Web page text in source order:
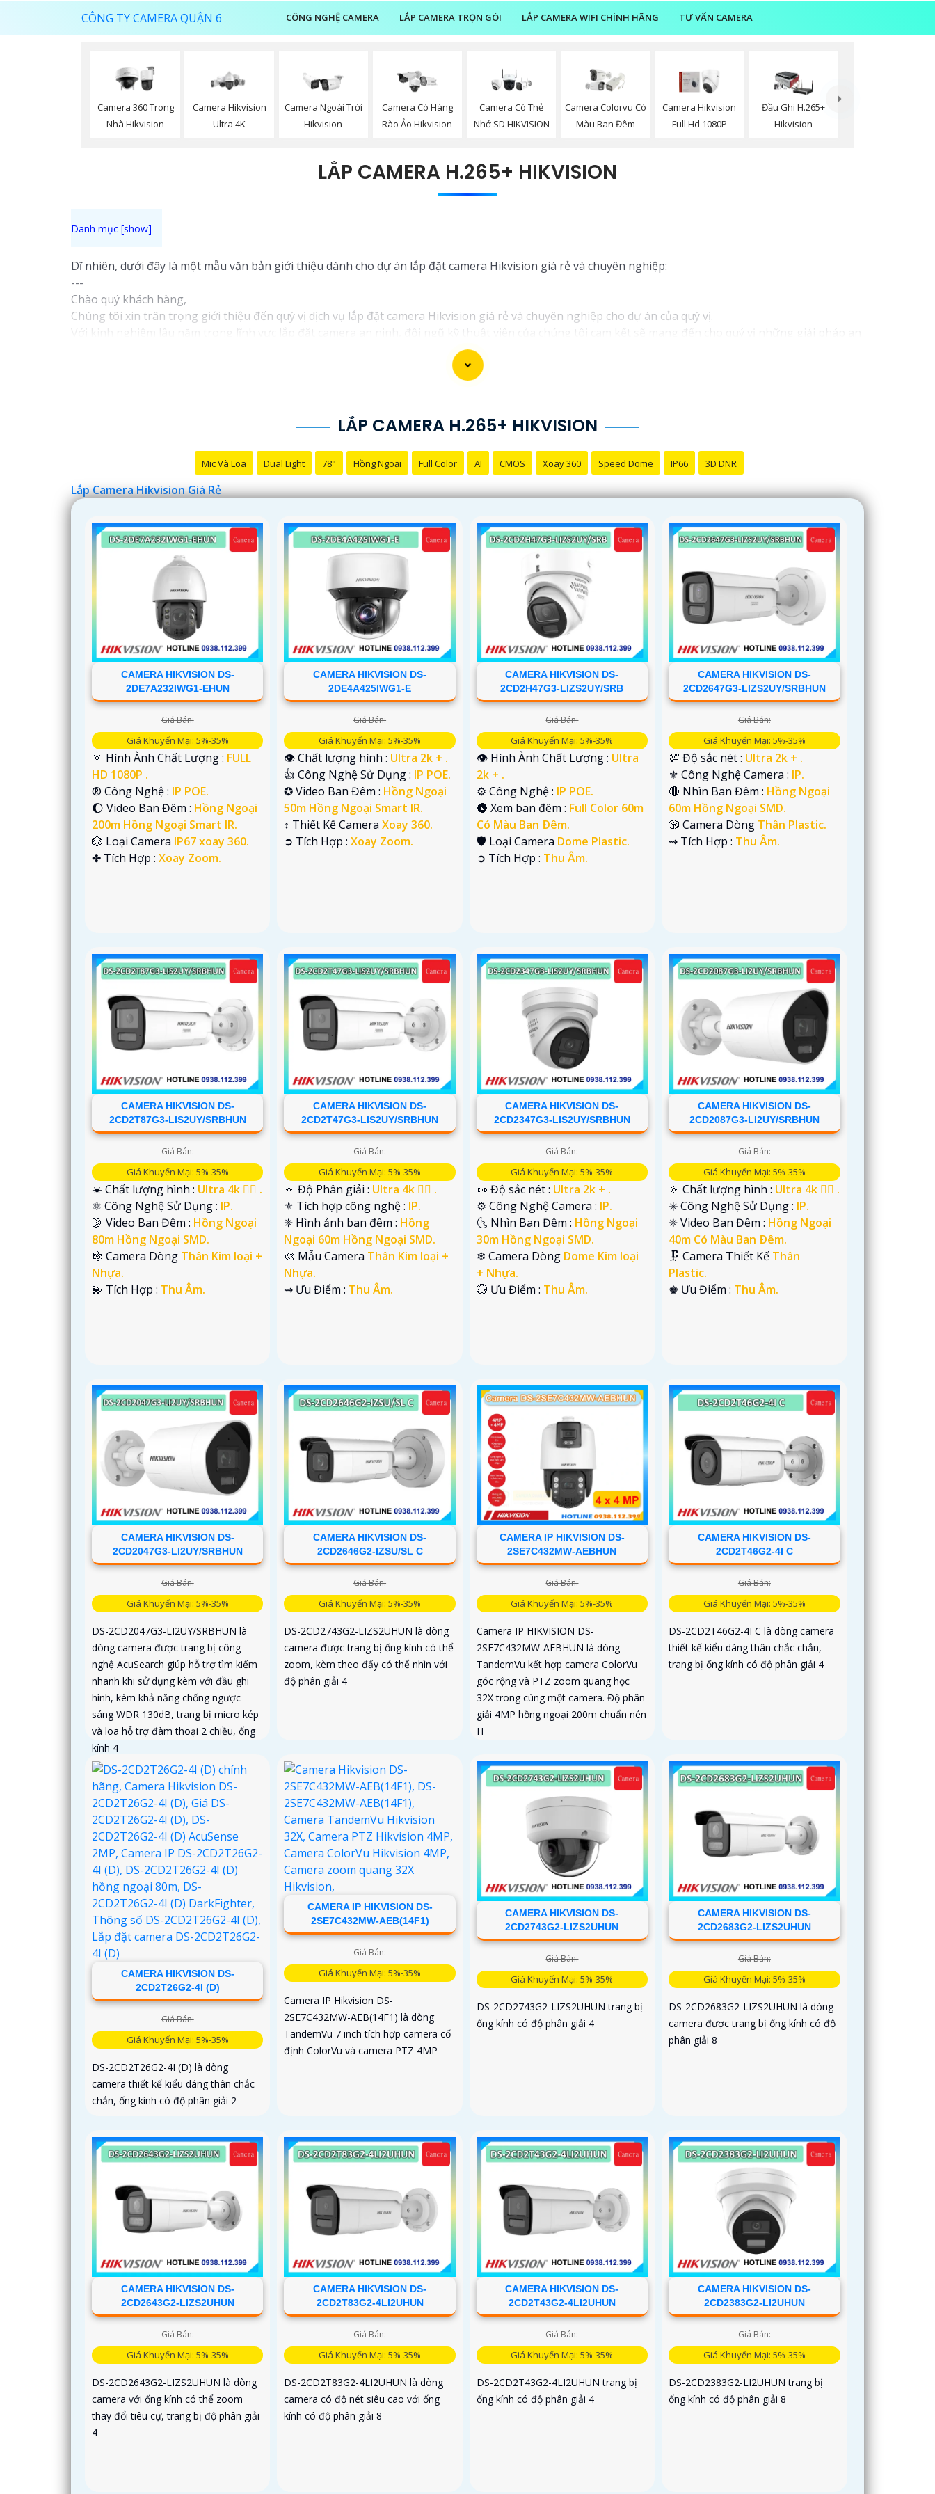
CÔNG TY CAMERA QUẬN 6 CÔNG NGHỆ CAMERA LẮP CAMERA TRỌN GÓI LẮP CAMERA WIFI CHÍNH HÃNG TƯ VẤN CAMERA
Camera 360 Trong
Nhà Hikvision
Camera Hikvision
Ultra 4K
Camera Ngoài Trời
Hikvision
Camera Có Hàng
Rào Ảo Hikvision
Camera Có Thẻ
Nhớ SD HIKVISION
Camera Colorvu Có
Màu Ban Đêm
Camera Hikvision
Full Hd 1080P
Đầu Ghi H.265+
Hikvision
LẮP CAMERA H.265+ HIKVISION
Dĩ nhiên, dưới đây là một mẫu văn bản giới thiệu dành cho dự án lắp đặt camera Hikvision giá rẻ và chuyên nghiệp:
---
Chào quý khách hàng,
Chúng tôi xin trân trọng giới thiệu đến quý vị dịch vụ lắp đặt camera Hikvision giá rẻ và chuyên nghiệp cho dự án của quý vị.
Với kinh nghiệm lâu năm trong lĩnh vực lắp đặt camera an ninh, đội ngũ kỹ thuật viên của chúng tôi cam kết sẽ mang đến cho quý vị những giải pháp an
Camera của Hikvision được biết đến là một trong những thương hiệu hàng đầu thế giới về giải pháp an ninh video. Với các tính năng và công nghệ tiên
chất lượng hình ảnh sắc nét mà còn đem đến sự tin cậy và an toàn cho dự án của quý vị.
LẮP CAMERA H.265+ HIKVISION
Mic Và Loa Dual Light 78° Hồng Ngoại Full Color AI CMOS Xoay 360 Speed Dome IP66 3D DNR
Lắp Camera Hikvision Giá Rẻ
CAMERA HIKVISION DS-
2DE7A232IWG1-EHUN
Giá Bán:
Giá Khuyến Mại: 5%-35%
🔆 Hình Ành Chất Lượng : FULL
HD 1080P .
®️ Công Nghệ : IP POE.
🌔 Video Ban Đêm : Hồng Ngoại
200m Hồng Ngoại Smart IR.
🎲 Loại Camera IP67 xoay 360.
️✤ Tích Hợp : Xoay Zoom.
CAMERA HIKVISION DS-
2DE4A425IWG1-E
Giá Bán:
Giá Khuyến Mại: 5%-35%
👁 Chất lượng hình : Ultra 2k + .
👍 Công Nghệ Sử Dụng : IP POE.
✪ Video Ban Đêm : Hồng Ngoại
50m Hồng Ngoại Smart IR.
↕️ Thiết Kế CameraXoay 360.
️➲ Tích Hợp :Xoay Zoom.
CAMERA HIKVISION DS-
2CD2H47G3-LIZS2UY/SRB
Giá Bán:
Giá Khuyến Mại: 5%-35%
👁 Hình Ành Chất Lượng : Ultra
2k + .
⚙ Công Nghệ : IP POE.
🌚 Xem ban đêm : Full Color 60m
Có Màu Ban Ðêm.
🛡 Loại Camera Dome Plastic.
️➲ Tích Hợp : Thu Âm.
CAMERA HIKVISION DS-
2CD2647G3-LIZS2UY/SRBHUN
Giá Bán:
Giá Khuyến Mại: 5%-35%
💯 Độ sắc nét : Ultra 2k + .
⚜️ Công Nghệ Camera : IP.
🔴 Nhìn Ban Đêm : Hồng Ngoại
60m Hồng Ngoại SMD.
🎲 Camera Dòng Thân Plastic.
️⇝ Tích Hợp : Thu Âm.
CAMERA HIKVISION DS-
2CD2T87G3-LIS2UY/SRBHUN
Giá Bán:
Giá Khuyến Mại: 5%-35%
☀️ Chất lượng hình : Ultra 4k 👍🏾 .
⚛️ Công Nghệ Sử Dụng : IP.
🌛 Video Ban Đêm : Hồng Ngoại
80m Hồng Ngoại SMD.
🎼️ Camera Dòng Thân Kim loại +
Nhựa.
️💫 Tích Hợp : Thu Âm.
CAMERA HIKVISION DS-
2CD2T47G3-LIS2UY/SRBHUN
Giá Bán:
Giá Khuyến Mại: 5%-35%
🔅 Độ Phân giải : Ultra 4k 👍🏾 .
⚜️ Tích hợp công nghệ : IP.
❈ Hình ảnh ban đêm : Hồng
Ngoại 60m Hồng Ngoại SMD.
🎨 Mẫu Camera Thân Kim loại +
Nhựa.
️⇝ Ưu Điểm : Thu Âm.
CAMERA HIKVISION DS-
2CD2347G3-LIS2UY/SRBHUN
Giá Bán:
Giá Khuyến Mại: 5%-35%
👀 Độ sắc nét : Ultra 2k + .
⚙ Công Nghệ Camera : IP.
🌜 Nhìn Ban Đêm : Hồng Ngoại
30m Hồng Ngoại SMD.
❄ Camera Dòng Dome Kim loại
+ Nhựa.
️💮 Ưu Điểm : Thu Âm.
CAMERA HIKVISION DS-
2CD2087G3-LI2UY/SRBHUN
Giá Bán:
Giá Khuyến Mại: 5%-35%
🔅 Chất lượng hình : Ultra 4k 👍🏾 .
✳️ Công Nghệ Sử Dụng : IP.
❈ Video Ban Đêm : Hồng Ngoại
40m Có Màu Ban Ðêm.
🗜️ Camera Thiết Kế Thân
Plastic.
️♚ Ưu Điểm : Thu Âm.
CAMERA HIKVISION DS-
2CD2047G3-LI2UY/SRBHUN
Giá Bán:
Giá Khuyến Mại: 5%-35%
DS-2CD2047G3-LI2UY/SRBHUN là
dòng camera được trang bị công
nghệ AcuSearch giúp hỗ trợ tìm kiếm
nhanh khi sử dụng kèm với đầu ghi
hình, kèm khả năng chống ngược
sáng WDR 130dB, trang bị micro kép
và loa hỗ trợ đàm thoại 2 chiều, ống
kính 4
CAMERA HIKVISION DS-
2CD2646G2-IZSU/SL C
Giá Bán:
Giá Khuyến Mại: 5%-35%
DS-2CD2743G2-LIZS2UHUN là dòng
camera được trang bị ống kính có thể
zoom, kèm theo đấy có thể nhìn với
độ phân giải 4
CAMERA IP HIKVISION DS-
2SE7C432MW-AEBHUN
Giá Bán:
Giá Khuyến Mại: 5%-35%
Camera IP HIKVISION DS-
2SE7C432MW-AEBHUN là dòng
TandemVu kết hợp camera ColorVu
góc rộng và PTZ zoom quang học
32X trong cùng một camera. Độ phân
giải 4MP hồng ngoại 200m chuẩn nén
H
CAMERA HIKVISION DS-
2CD2T46G2-4I C
Giá Bán:
Giá Khuyến Mại: 5%-35%
DS-2CD2T46G2-4I C là dòng camera
thiết kế kiểu dáng thân chắc chắn,
trang bị ống kính có độ phân giải 4
CAMERA HIKVISION DS-
2CD2T26G2-4I (D)
Giá Bán:
Giá Khuyến Mại: 5%-35%
DS-2CD2T26G2-4I (D) là dòng
camera thiết kế kiểu dáng thân chắc
chắn, ống kính có độ phân giải 2
CAMERA IP HIKVISION DS-
2SE7C432MW-AEB(14F1)
Giá Bán:
Giá Khuyến Mại: 5%-35%
Camera IP Hikvision DS-
2SE7C432MW-AEB(14F1) là dòng
TandemVu 7 inch tích hợp camera cố
định ColorVu và camera PTZ 4MP
CAMERA HIKVISION DS-
2CD2743G2-LIZS2UHUN
Giá Bán:
Giá Khuyến Mại: 5%-35%
DS-2CD2743G2-LIZS2UHUN trang bị
ống kính có độ phân giải 4
CAMERA HIKVISION DS-
2CD2683G2-LIZS2UHUN
Giá Bán:
Giá Khuyến Mại: 5%-35%
DS-2CD2683G2-LIZS2UHUN là dòng
camera được trang bị ống kính có độ
phân giải 8
CAMERA HIKVISION DS-
2CD2643G2-LIZS2UHUN
Giá Bán:
Giá Khuyến Mại: 5%-35%
DS-2CD2643G2-LIZS2UHUN là dòng
camera với ống kính có thể zoom
thay đổi tiêu cự, trang bị độ phân giải
4
CAMERA HIKVISION DS-
2CD2T83G2-4LI2UHUN
Giá Bán:
Giá Khuyến Mại: 5%-35%
DS-2CD2T83G2-4LI2UHUN là dòng
camera có độ nét siêu cao với ống
kính có độ phân giải 8
CAMERA HIKVISION DS-
2CD2T43G2-4LI2UHUN
Giá Bán:
Giá Khuyến Mại: 5%-35%
DS-2CD2T43G2-4LI2UHUN trang bị
ống kính có độ phân giải 4
CAMERA HIKVISION DS-
2CD2383G2-LI2UHUN
Giá Bán:
Giá Khuyến Mại: 5%-35%
DS-2CD2383G2-LI2UHUN trang bị
ống kính có độ phân giải 8